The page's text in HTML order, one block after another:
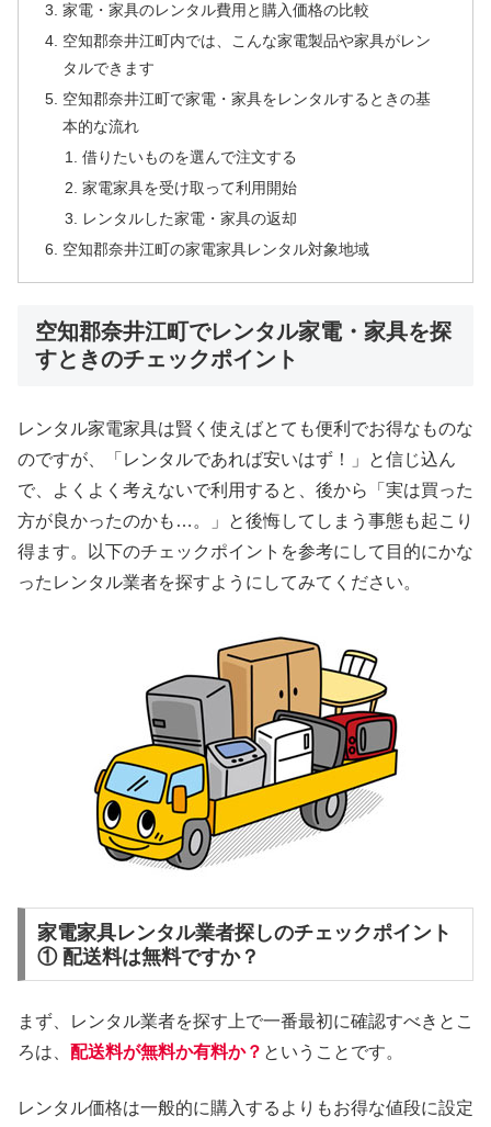
家電・家具のレンタル費用と購入価格の比較
空知郡奈井江町内では、こんな家電製品や家具がレン
タルできます
空知郡奈井江町で家電・家具をレンタルするときの基
本的な流れ
借りたいものを選んで注文する
家電家具を受け取って利用開始
レンタルした家電・家具の返却
空知郡奈井江町の家電家具レンタル対象地域
空知郡奈井江町でレンタル家電・家具を探
すときのチェックポイント
レンタル家電家具は賢く使えばとても便利でお得なものな
のですが、「レンタルであれば安いはず！」と信じ込ん
で、よくよく考えないで利用すると、後から「実は買った
方が良かったのかも…。」と後悔してしまう事態も起こり
得ます。以下のチェックポイントを参考にして目的にかな
ったレンタル業者を探すようにしてみてください。
家電家具レンタル業者探しのチェックポイント
① 配送料は無料ですか？
まず、レンタル業者を探す上で一番最初に確認すべきとこ
ろは、 配送料が無料か有料か？ ということです。
レンタル価格は一般的に購入するよりもお得な値段に設定